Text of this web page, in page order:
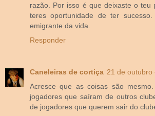
razão. Por isso é que deixaste o teu
teres oportunidade de ter
emigrante da vida.
Responder
Caneleiras de cortiça 21 de outubro
Acresce que as coisas são
jogadores que saíram de outros
de jogadores que querem sair do